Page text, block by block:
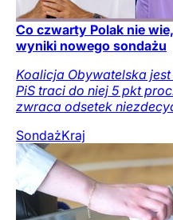
Co czwarty Polak nie
wyniki nowego sondażu
Koalicja Obywatelska
PiS traci do niej 5 pkt
zwraca odsetek
SondażKraj